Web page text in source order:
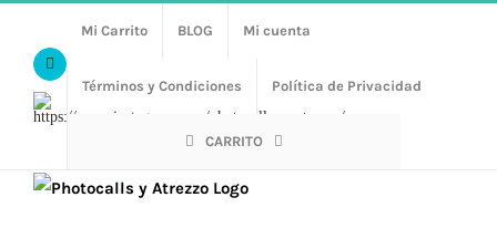
contenidoFacebook
Https://www.instagram.com/photocalls_y_atrezzo/
Mi Carrito BLOG Mi cuenta
Términos y Condiciones Política de Privacidad
CARRITO